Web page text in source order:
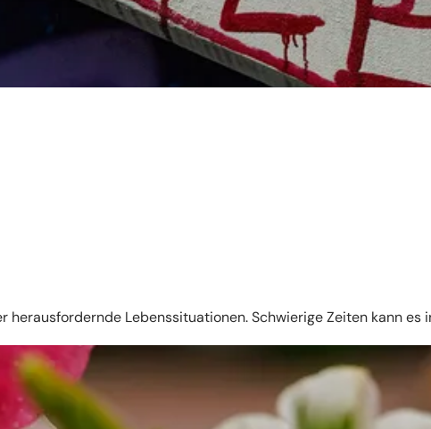
herausfordernde Lebenssituationen. Schwierige Zeiten kann